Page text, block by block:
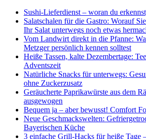
Sushi-Lieferdienst – woran du
Salatschalen für die Gastro: Worauf
Ihr Salat unterwegs noch etwas
Vom Landwirt direkt in die Pfanne:
Metzger persönlich kennen solltest
Heiße Tassen, kalte Dezembertage:
Adventszeit
Natürliche Snacks für unterwegs:
ohne Zuckerzusatz
Geräucherte Paprikawürste aus dem
ausgewogen
Bequem ja – aber bewusst! Comfort
Neue Geschmackswelten:
Bayerischen Küche
3 einfache Grill-Hacks für heiße Tage